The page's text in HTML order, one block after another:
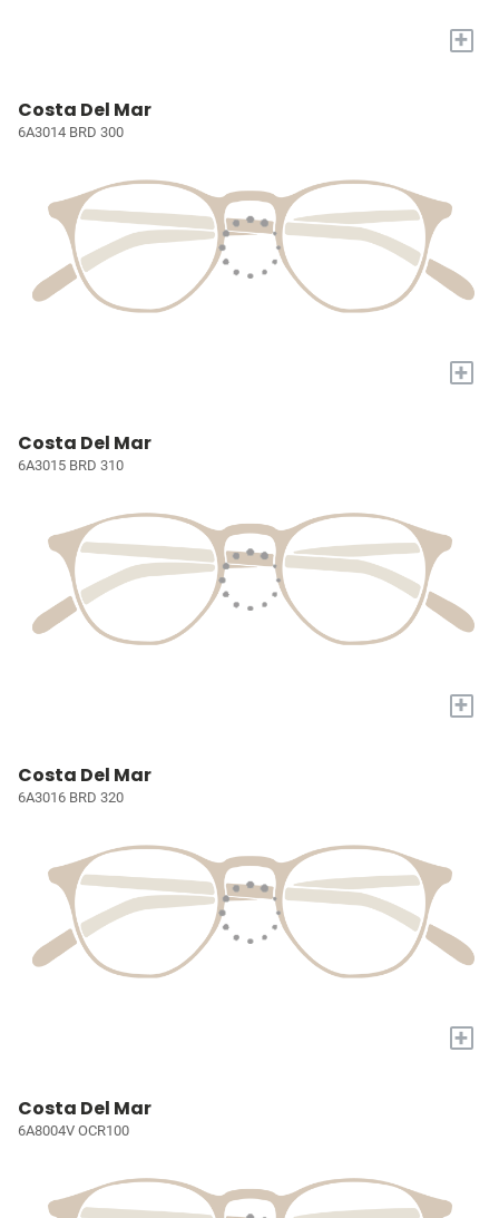
+
Costa Del Mar
6A3014 BRD 300
+
Costa Del Mar
6A3015 BRD 310
+
Costa Del Mar
6A3016 BRD 320
+
Costa Del Mar
6A8004V OCR100